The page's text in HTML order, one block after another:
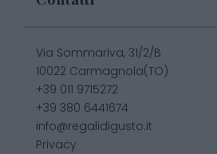
Via Sommariva, 31/2/B
10022 Carmagnola(TO)
+39 011 9715272
+39 380 6441674
info@regalidigusto.it
Privacy